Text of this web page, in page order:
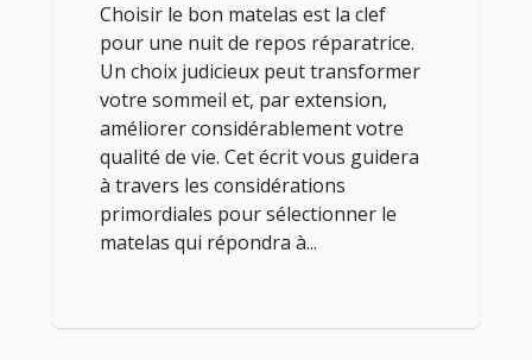
Choisir le bon matelas est la clef
pour une nuit de repos réparatrice.
Un choix judicieux peut transformer
votre sommeil et, par extension,
améliorer considérablement votre
qualité de vie. Cet écrit vous guidera
à travers les considérations
primordiales pour sélectionner le
matelas qui répondra à...